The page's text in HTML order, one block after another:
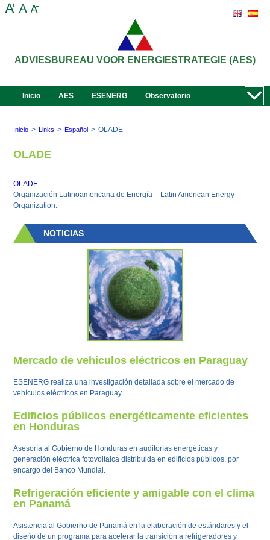
ADVIESBUREAU VOOR ENERGIESTRATEGIE (AES)
Inicio AES ESENERG Observatorio
Inicio > Links > Español > OLADE
OLADE
OLADE
Organización Latinoamericana de Energía – Latin American Energy
Organization.
NOTICIAS
Mercado de vehículos eléctricos en Paraguay
ESENERG realiza una investigación detallada sobre el mercado de
vehículos eléctricos en Paraguay.
Edificios públicos energéticamente eficientes
en Honduras
Asesoría al Gobierno de Honduras en auditorías energéticas y
generación eléctrica fotovoltaica distribuida en edificios públicos, por
encargo del Banco Mundial.
Refrigeración eficiente y amigable con el clima
en Panamá
Asistencia al Gobierno de Panamá en la elaboración de estándares y el
diseño de un programa para acelerar la transición a refrigeradores y